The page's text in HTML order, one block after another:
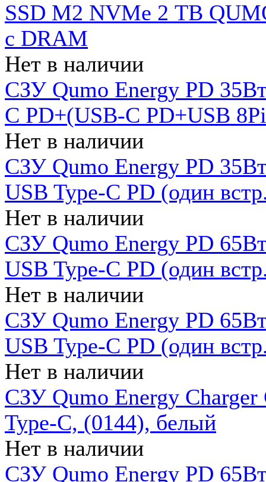
SSD M2 NVMe 2 ТB
c DRAM
Нет в наличии
СЗУ Qumo Energy PD
C PD+(USB-C PD+USB
Нет в наличии
СЗУ Qumo Energy PD
USB Type-C PD (один
Нет в наличии
СЗУ Qumo Energy PD
USB Type-C PD (один
Нет в наличии
СЗУ Qumo Energy PD
USB Type-C PD (один
Нет в наличии
СЗУ Qumo Energy
Type-C, (0144), белый
Нет в наличии
СЗУ Qumo Energy PD